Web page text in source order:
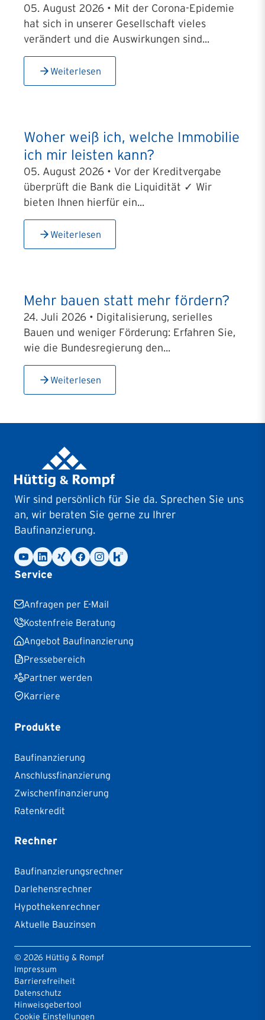
05. August 2026 • Mit der Corona-Epidemie
hat sich in unserer Gesellschaft vieles
verändert und die Auswirkungen sind...
Weiterlesen
Woher weiß ich, welche Immobilie
ich mir leisten kann?
05. August 2026 • Vor der Kreditvergabe
überprüft die Bank die Liquidität ✓ Wir
bieten Ihnen hierfür ein...
Weiterlesen
Mehr bauen statt mehr fördern?
24. Juli 2026 • Digitalisierung, serielles
Bauen und weniger Förderung: Erfahren Sie,
wie die Bundesregierung den...
Weiterlesen
Wir sind persönlich für Sie da. Sprechen Sie uns
an, wir beraten Sie gerne zu Ihrer
Baufinanzierung.
Service
Anfragen per E-Mail
Kostenfreie Beratung
Angebot Baufinanzierung
Pressebereich
Partner werden
Karriere
Produkte
Baufinanzierung
Anschlussfinanzierung
Zwischenfinanzierung
Ratenkredit
Rechner
Baufinanzierungsrechner
Darlehensrechner
Hypothekenrechner
Aktuelle Bauzinsen
© 2026 Hüttig & Rompf
Impressum
Barrierefreiheit
Datenschutz
Hinweisgebertool
Cookie Einstellungen